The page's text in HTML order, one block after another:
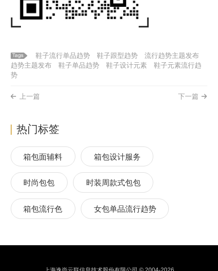
鞋子流行单品趋势 鞋子跟型趋势
流行趋势主题发布
趋势主题发布
鞋子单品趋势 鞋子设计元素
鞋子元素流行趋
势
上一篇 下一篇
热门标签
箱包面辅料 箱包设计服务
时尚包包 时装周款式包包
箱包流行色 女包单品流行趋势